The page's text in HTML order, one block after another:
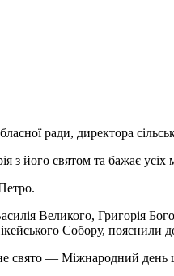
ради, директора
з його святом та бажає
Великого, Григорія
Собору,
свято — Міжнародний